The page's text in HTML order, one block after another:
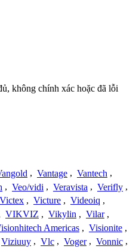
không chính xác hoặc đã lỗi
, Vantage , Vantech ,
, Veo/vidi , Veravista , Verifly ,
Victex , Victure , Videoiq ,
VIKVIZ , Vikylin , Vilar ,
Americas , Visionite ,
Viziuuy , Vlc , Voger , Vonnic ,